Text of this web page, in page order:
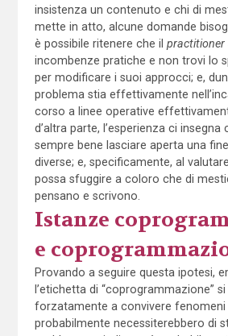
insistenza un contenuto e chi di
mette in atto, alcune domande
è possibile ritenere che il practitioner
incombenze pratiche e non trovi lo
per modificare i suoi approcci; e,
problema stia effettivamente
corso a linee operative
d’altra parte, l’esperienza ci insegna
sempre bene lasciare aperta una
diverse; e, specificamente, al
possa sfuggire a coloro che di
pensano e scrivono.
Istanze
e
Provando a seguire questa ipotesi,
l’etichetta di “coprogrammazione”
forzatamente a convivere fenomeni
probabilmente necessiterebbero di